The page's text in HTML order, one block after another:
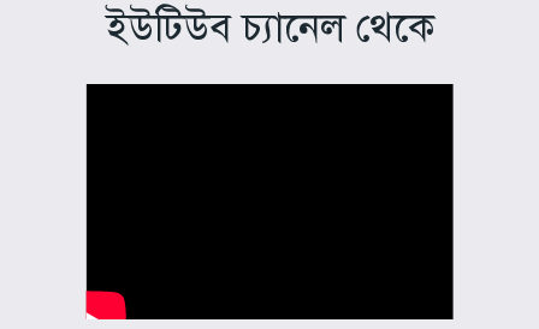
ইউটিউব চ্যানেল থেকে